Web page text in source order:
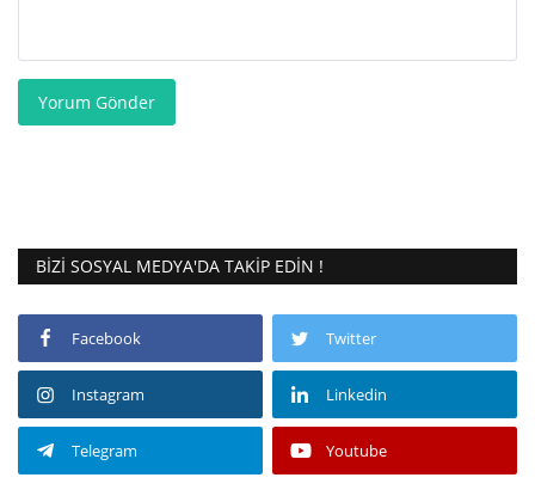
Yorum Gönder
BIZI SOSYAL MEDYA'DA TAKIP EDIN !
Facebook Twitter
Instagram Linkedin
Telegram Youtube